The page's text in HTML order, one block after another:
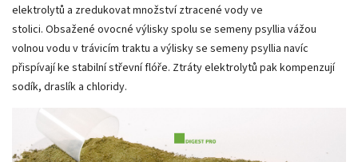
elektrolytů a zredukovat množství ztracené vody ve
stolici. Obsažené ovocné výlisky spolu se semeny psyllia vážou
volnou vodu v trávicím traktu a výlisky se semeny psyllia navíc
přispívají ke stabilní střevní flóře. Ztráty elektrolytů pak kompenzují
sodík, draslík a chloridy.